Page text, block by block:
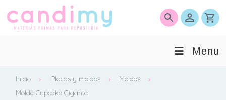
Menu
Inicio Placas y moldes
Moldes
Molde Cupcake Gigante